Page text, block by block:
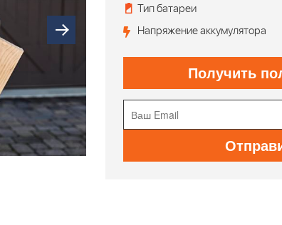
Тип батареи
Напряжение аккумулятора
Получить